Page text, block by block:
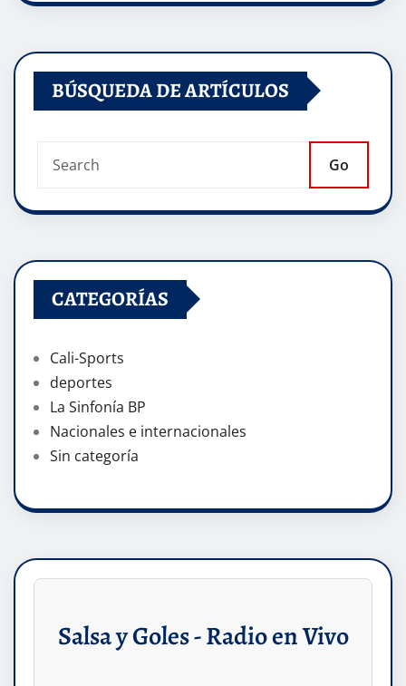
BÚSQUEDA DE ARTÍCULOS
Go
CATEGORÍAS
Cali-Sports
deportes
La Sinfonía BP
Nacionales e internacionales
Sin categoría
Salsa y Goles - Radio en Vivo